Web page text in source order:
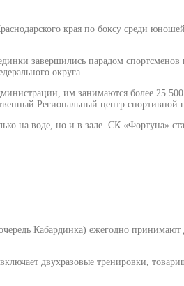
края по боксу среди
завершились парадом спортсменов
округа.
им занимаются более 25 500
Региональный центр спортивной
на воде, но и в зале. СК «Фортуна»
Кабардинка) ежегодно принимают
двухразовые тренировки,